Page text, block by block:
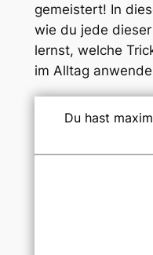
gemeistert! In
wie du jede
lernst, welche
im Alltag
Du hast